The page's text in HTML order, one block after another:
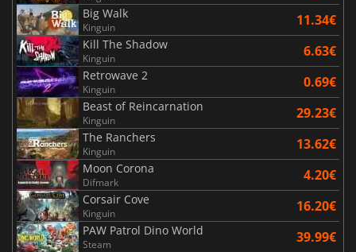
Big Walk
Kinguin 11.34€
Kill The Shadow
Kinguin 6.63€
Retrowave 2
Kinguin 0.69€
Beast of Reincarnation
Kinguin 29.23€
The Ranchers
Kinguin 13.62€
Moon Corona
Difmark 4.20€
Corsair Cove
Kinguin 16.20€
PAW Patrol Dino World
Steam 39.99€